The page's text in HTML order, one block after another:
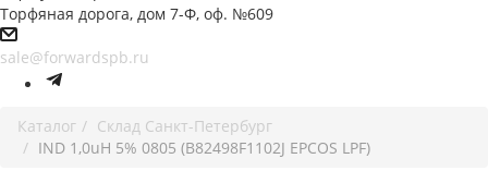
Торфяная дорога, дом 7-Ф, оф. №609
sale@forwardspb.ru
Каталог
Cклад Санкт-Петербург
IND 1,0uH 5% 0805 (B82498F1102J EPCOS LPF)